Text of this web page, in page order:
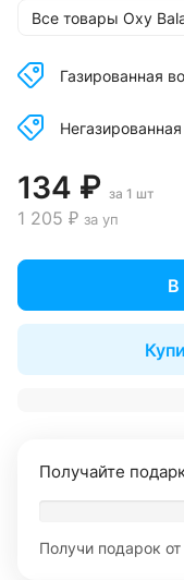
Все товары Oxy
Газированная
134 ₽ за 1 шт
1 205 ₽ за уп
В
Получайте
Получи подарок от